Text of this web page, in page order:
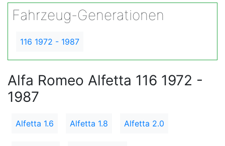
Fahrzeug-Generationen
116 1972 - 1987
Alfa Romeo Alfetta 116 1972 -
1987
Alfetta 1.6 Alfetta 1.8 Alfetta 2.0